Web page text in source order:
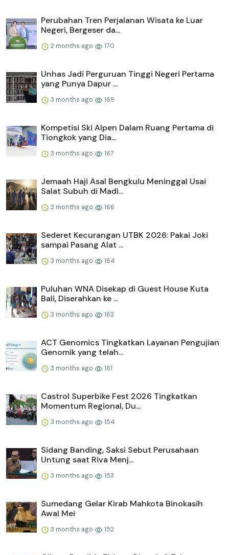
Perubahan Tren Perjalanan Wisata ke Luar
Negeri, Bergeser da...
2 months ago 170
Unhas Jadi Perguruan Tinggi Negeri Pertama
yang Punya Dapur ...
3 months ago 169
Kompetisi Ski Alpen Dalam Ruang Pertama di
Tiongkok yang Dia...
3 months ago 167
Jemaah Haji Asal Bengkulu Meninggal Usai
Salat Subuh di Madi...
3 months ago 166
Sederet Kecurangan UTBK 2026: Pakai Joki
sampai Pasang Alat ...
3 months ago 164
Puluhan WNA Disekap di Guest House Kuta
Bali, Diserahkan ke ...
3 months ago 163
ACT Genomics Tingkatkan Layanan Pengujian
Genomik yang telah...
3 months ago 161
Castrol Superbike Fest 2026 Tingkatkan
Momentum Regional, Du...
3 months ago 154
Sidang Banding, Saksi Sebut Perusahaan
Untung saat Riva Menj...
3 months ago 153
Sumedang Gelar Kirab Mahkota Binokasih
Awal Mei
3 months ago 152